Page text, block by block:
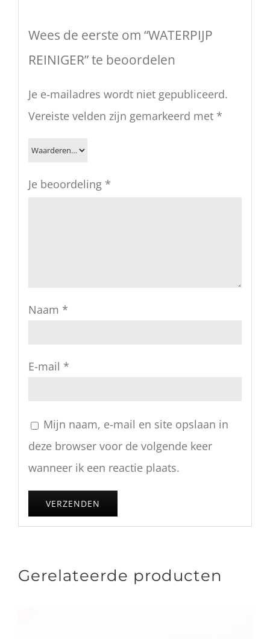
Wees de eerste om “WATERPIJP
REINIGER” te beoordelen
Je e-mailadres wordt niet gepubliceerd.
Vereiste velden zijn gemarkeerd met *
Je beoordeling *
Naam *
E-mail *
Mijn naam, e-mail en site opslaan in
deze browser voor de volgende keer
wanneer ik een reactie plaats.
Gerelateerde producten